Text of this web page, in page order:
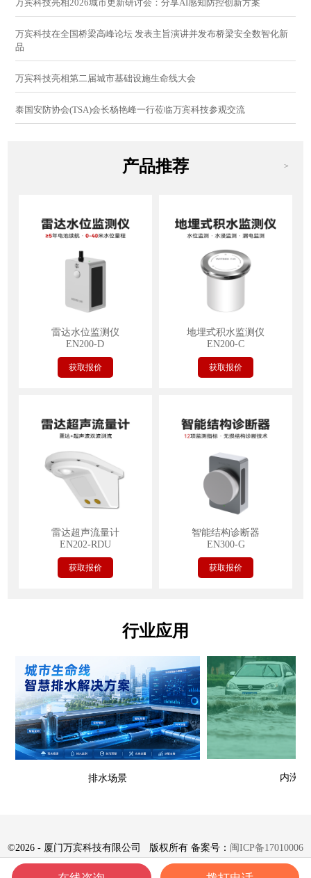
万宾科技亮相2026城市更新研讨会：分享AI感知防控创新方案
万宾科技在全国桥梁高峰论坛 发表主旨演讲并发布桥梁安全数智化新
品
万宾科技亮相第二届城市基础设施生命线大会
泰国安防协会(TSA)会长杨艳峰一行莅临万宾科技参观交流
产品推荐 >
雷达水位监测仪
EN200-D
获取报价
地埋式积水监测仪
EN200-C
获取报价
雷达超声流量计
EN202-RDU
获取报价
智能结构诊断器
EN300-G
获取报价
行业应用
排水场景 内涝场
©2026 - 厦门万宾科技有限公司 版权所有 备案号： 闽ICP备17010006
号-8